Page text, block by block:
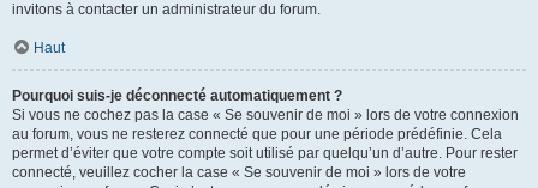
invitons à contacter un administrateur du forum.
Haut
Pourquoi suis-je déconnecté automatiquement ?
Si vous ne cochez pas la case « Se souvenir de moi » lors de votre connexion
au forum, vous ne resterez connecté que pour une période prédéfinie. Cela
permet d’éviter que votre compte soit utilisé par quelqu’un d’autre. Pour rester
connecté, veuillez cocher la case « Se souvenir de moi » lors de votre